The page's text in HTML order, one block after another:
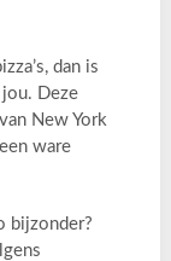
dan is
Deze
New York
ware
bijzonder?